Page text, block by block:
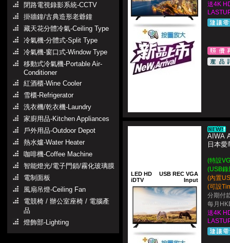
閉路電視錄影系統-CCTV
掛牆鐘/古典造形老爺鐘
藏天花分體冷氣-Ceiling Type
冷氣機-分體式-Split Type
冷氣機-窗口式-Window Type
移動式冷氣機-Portable Air-
Conditioner
紅酒櫃-Wine Cooler
雪櫃-Refrigerator
洗衣機/乾衣機-Laundry
家廚用品-Kitchen Appliances
戶外用品-Outdoor Depot
熱水爐-Water Heater
咖啡機-Coffee Machine
智能燈光/電子門鎖/霧化玻璃膜
電制面板
風扇吊燈-Ceiling Fan
電競椅 / 辦公室座椅 / 電腦產
品
燈飾部-Lighting
送4K
LED HD
iDTV
USB REC VGA
Input
AIWA
日本
(特設
(USB錄
(內置
(可設
分期付
每月
送4K